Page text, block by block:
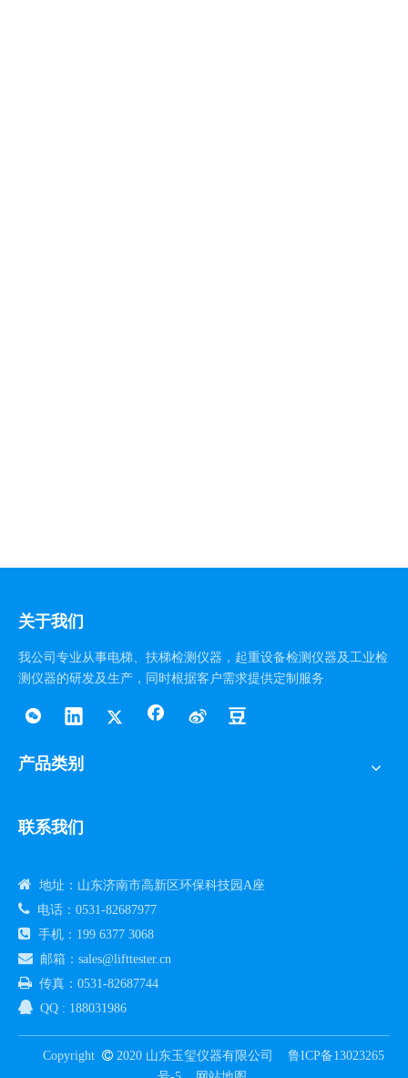
关于我们
我公司专业从事电梯、扶梯检测仪器，起重设备检测仪器及工业检
测仪器的研发及生产，同时根据客户需求提供定制服务
产品类别
联系我们
 地址：山东济南市高新区环保科技园A座
 电话：0531-82687977
 手机：199 6377 3068
 邮箱：sales@lifttester.cn
 传真：0531-82687744
 QQ : 188031986
Copyright  2020 山东玉玺仪器有限公司
鲁ICP备13023265